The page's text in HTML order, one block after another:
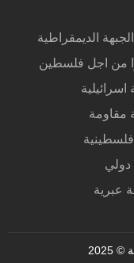
الجبهة الديمقراطية
من اجل فلسطين
اسرائيلية
مقاومة
فلسطينية
عبرية
© 2025